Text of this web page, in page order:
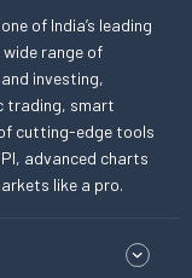
of India’s leading
range of
investing,
trading, smart
cutting-edge tools
advanced charts
like a pro.